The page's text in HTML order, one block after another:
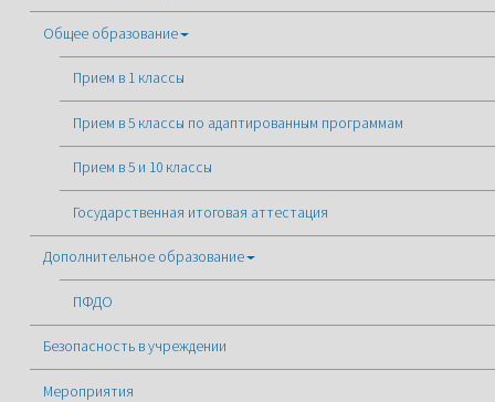
Общее образование
Прием в 1 классы
Прием в 5 классы по адаптированным программам
Прием в 5 и 10 классы
Государственная итоговая аттестация
Дополнительное образование
ПФДО
Безопасность в учреждении
Мероприятия